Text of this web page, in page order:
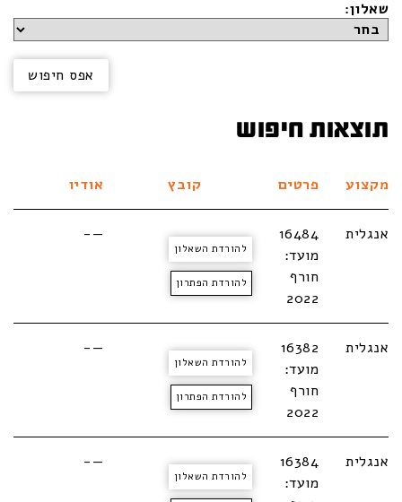
שאלון:
תוצאות חיפוש
מקצוע פרטים קובץ אודיו
אנגלית
16484
מועד:
חורף
2022
להורדת השאלון
להורדת הפתרון
—-
אנגלית
16382
מועד:
חורף
2022
להורדת השאלון
להורדת הפתרון
—-
אנגלית
16384
מועד:
להורדת השאלון
—-